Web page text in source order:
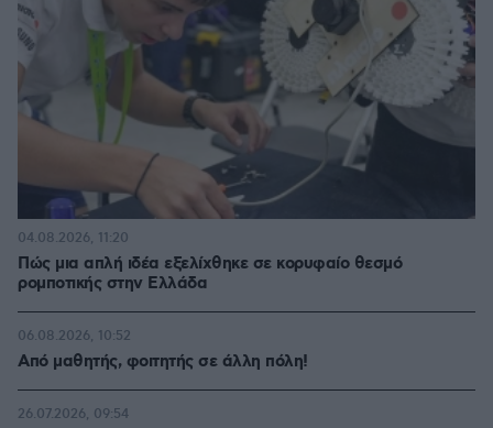
Πώς μια απλή ιδέα εξελίχθηκε σε κορυφαίο θεσμό
ρομποτικής στην Ελλάδα
04.08.2026, 11:20
Από μαθητής, φοιτητής σε άλλη πόλη!
06.08.2026, 10:52
26.07.2026, 09:54